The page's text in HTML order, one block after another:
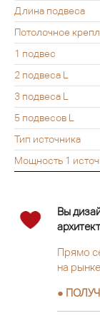
Длина подвеса
Потолочное
1 подвес
2 подвеса L
3 подвеса L
5 подвесов L
Тип источника
Мощность 1
Вы
Прямо
на
●